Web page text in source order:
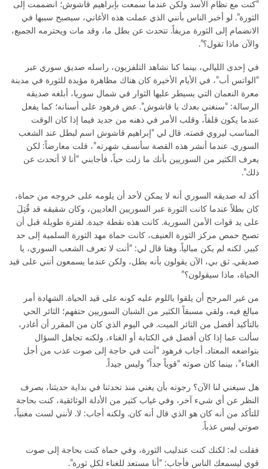
“كنت مع نظام الأسد ولكن عندما سمعت بإبراهيم قاشوش؛ انضممت إلى
الثورة”. لو أخبر الناس بأنني الذي عملت هذه الأغاني، سيصبح سببها في
الانضمام إلى الثورة مزيفاً. تتحدث عن بطل ما، وقد مات ويحترمه الجميع،
والآن ماذا تقول؟”.
في إحدى الليالي، بينما كنا نشاهد التلفزيون، راسله صديق سوري عبر
“الواتس أب”، في الأيام الأخيرة كان هناك مظاهرة مؤيدة للثورة في مدينة
معرة النعمان التي يسيطر عليها الثوار في شمال سوريا، أبلغه صديقه
الرسالة: “سنغني بعدك يا قاشوش”. عض فرهود على أسنانه؛ كما يفعل
عندما يكون قلقاً، وقلب الأمر في ذهنه من جديد فيما إذا كان الوقت
المناسب ليروي قصته. قال لي “إبراهيم قاشوش اسم لبطل عند الشعب
السوري. عندما أنشر هذه القصة سأنسف شهرته”، قلت معارضاً: لكن
يعرف الكثير من السوريين بأنك ما زلت حياً، فأجابني “أنا لا أتحدث عن
ذلك”.
أكد له صديقه السوري أنه لا يمكن لأحد أن يلومه على خروجه من حماة،
كان بطلاً عندما كانت الثورة عبر السوريين العاديين، وكان شقيقه قد قُتِلَ
على يد قوات الأمن السورية. كانت هذه نقطة جيدة. لفترة طويلة قبل أن
تصبح حمص مركز الثورة العنيف، كانت حماة مهد الثورة السلمية إلى حد
كبير. لكنه لم يكن مبالياً. وهنا قال لي: “أنت لا تعرف الشعب السوري، يا
صديقي. ثق بي، الآن يقولون بأنه بطل، ولكن عندما يسمعون أنني على قيد
الحياة، ماذا سيقولون؟”
من غير المرجح أن يلقوا باللوم عليه كونه على قيد الحياة. الشهادة أمر
مبالغ فيه، ولقي مسبقاً الكثير من الشبان السوريين حتفهم؛ الثائر الحي
بالتأكيد أفضل من الثائر الميت. في اليوم الذي كان من المقرر أن أغادر،
سألت عما إذا كان أفضل في الكتابة أو الغناء، ولكنه تجاهل السؤال
بتواضعه المعتاد. أجاب فرهود “أنت في حاجة إلى صوت عذب من أجل
الغناء”، بينما كان صوته “قوياً جداً” وليس جيداً.
هل سيغني لنا الآن؟ رجوته بأن يغني منذ تحدثنا في بداية حديثنا، بصرف
النظر عن أي شيء آخر، وفي غياب كثير من الأدلة الوثائقية، كنت بحاجة
للتأكد من أنه كان هو الذي قال أنه كان. ولكنه أجاب: لا. لأنني لست مغنياً،
صوتي ليس عذباً.
فقلت له: لكنك كنت عندليب الثورة، وفي حماة كنت بحاجة إلى صوت
قوي ليسمعك الناس فأجاب: “أنا مستعد للغناء لكل ثورة”.